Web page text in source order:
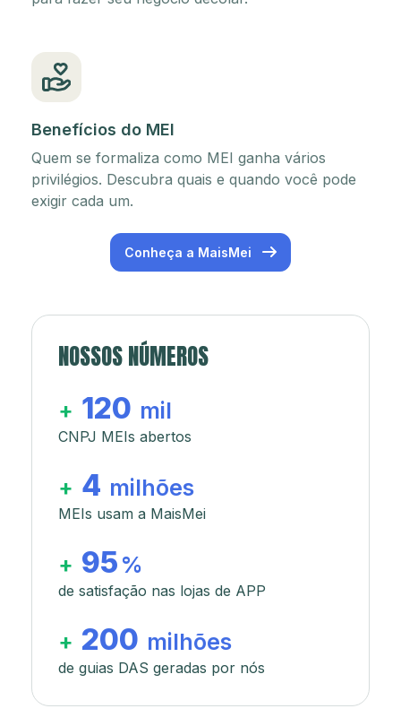
Benefícios do MEI
Quem se formaliza como MEI ganha vários
privilégios. Descubra quais e quando você pode
exigir cada um.
Conheça a MaisMei
NOSSOS NÚMEROS
+ 120 mil
CNPJ MEIs abertos
+ 4 milhões
MEIs usam a MaisMei
+ 95 %
de satisfação nas lojas de APP
+ 200 milhões
de guias DAS geradas por nós